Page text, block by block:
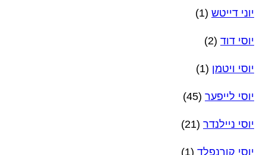
יוני דייטש (1)
יוסי דוד (2)
יוסי ויטמן (1)
יוסי לייפער (45)
יוסי ניילנדר (21)
יוסי קורנפלד (1)